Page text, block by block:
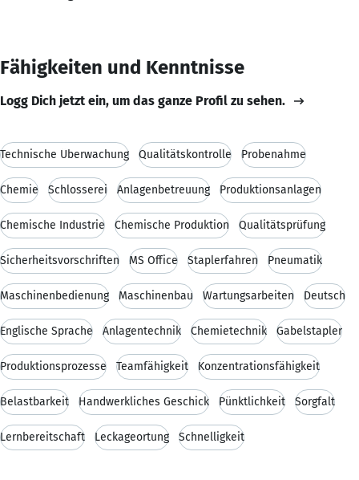
Fähigkeiten und Kenntnisse
Logg Dich jetzt ein, um das ganze Profil zu sehen.
Technische Überwachung Qualitätskontrolle Probenahme
Chemie Schlosserei Anlagenbetreuung Produktionsanlagen
Chemische Industrie Chemische Produktion Qualitätsprüfung
Sicherheitsvorschriften MS Office Staplerfahren Pneumatik
Maschinenbedienung Maschinenbau Wartungsarbeiten Deutsch
Englische Sprache Anlagentechnik Chemietechnik Gabelstapler
Produktionsprozesse Teamfähigkeit Konzentrationsfähigkeit
Belastbarkeit Handwerkliches Geschick Pünktlichkeit Sorgfalt
Lernbereitschaft Leckageortung Schnelligkeit